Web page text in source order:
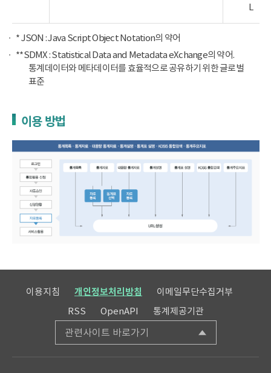
L
* JSON : Java Script Object Notation의 약어
**SDMX : Statistical Data and Metadata eXchange의 약어.
통계데이터와 메타데이터를 효율적으로 공유하기 위한 글로벌
표준
이용 방법
이용지침 개인정보처리방침
이메일무단수집거부
RSS
OpenAPI 통계제공기관
관련사이트 바로가기